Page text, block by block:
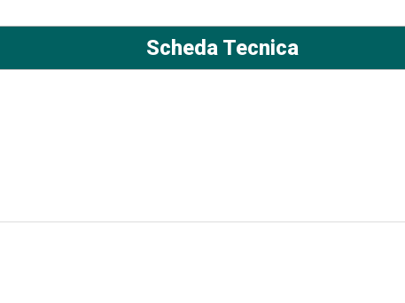
Scheda Tecnica